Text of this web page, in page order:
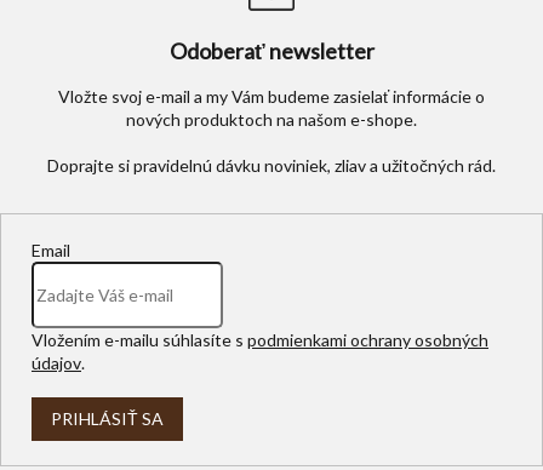
Odoberať newsletter
Vložte svoj e-mail a my Vám budeme zasielať informácie o
nových produktoch na našom e-shope.
Email
Vložením e-mailu súhlasíte s podmienkami ochrany osobných
údajov.
PRIHLÁSIŤ SA